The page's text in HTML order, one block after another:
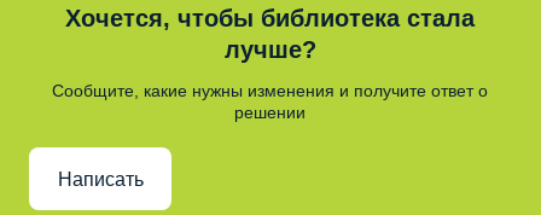
Хочется, чтобы библиотека стала
лучше?
Сообщите, какие нужны изменения и получите ответ о
решении
Написать